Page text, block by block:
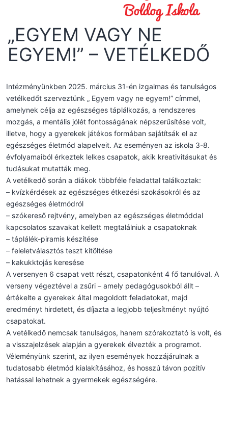
„EGYEM VAGY NE
EGYEM!” – VETÉLKEDŐ
Intézményünkben 2025. március 31-én izgalmas és tanulságos
vetélkedőt szerveztünk „ Egyem vagy ne egyem!” címmel,
amelynek célja az egészséges táplálkozás, a rendszeres
mozgás, a mentális jólét fontosságának népszerűsítése volt,
illetve, hogy a gyerekek játékos formában sajátítsák el az
egészséges életmód alapelveit. Az eseményen az iskola 3-8.
évfolyamaiból érkeztek lelkes csapatok, akik kreativitásukat és
tudásukat mutatták meg.
A vetélkedő során a diákok többféle feladattal találkoztak:
– kvízkérdések az egészséges étkezési szokásokról és az
egészséges életmódról
– szókereső rejtvény, amelyben az egészséges életmóddal
kapcsolatos szavakat kellett megtalálniuk a csapatoknak
– táplálék-piramis készítése
– feleletválasztós teszt kitöltése
– kakukktojás keresése
A versenyen 6 csapat vett részt, csapatonként 4 fő tanulóval. A
verseny végeztével a zsűri – amely pedagógusokból állt –
értékelte a gyerekek által megoldott feladatokat, majd
eredményt hirdetett, és díjazta a legjobb teljesítményt nyújtó
csapatokat.
A vetélkedő nemcsak tanulságos, hanem szórakoztató is volt, és
a visszajelzések alapján a gyerekek élvezték a programot.
Véleményünk szerint, az ilyen események hozzájárulnak a
tudatosabb életmód kialakításához, és hosszú távon pozitív
hatással lehetnek a gyermekek egészségére.